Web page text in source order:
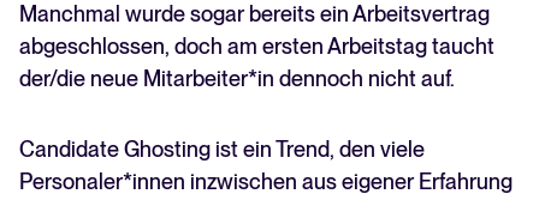
Manchmal wurde sogar bereits ein Arbeitsvertrag
abgeschlossen, doch am ersten Arbeitstag taucht
der/die neue Mitarbeiter*in dennoch nicht auf.
Candidate Ghosting ist ein Trend, den viele
Personaler*innen inzwischen aus eigener Erfahrung